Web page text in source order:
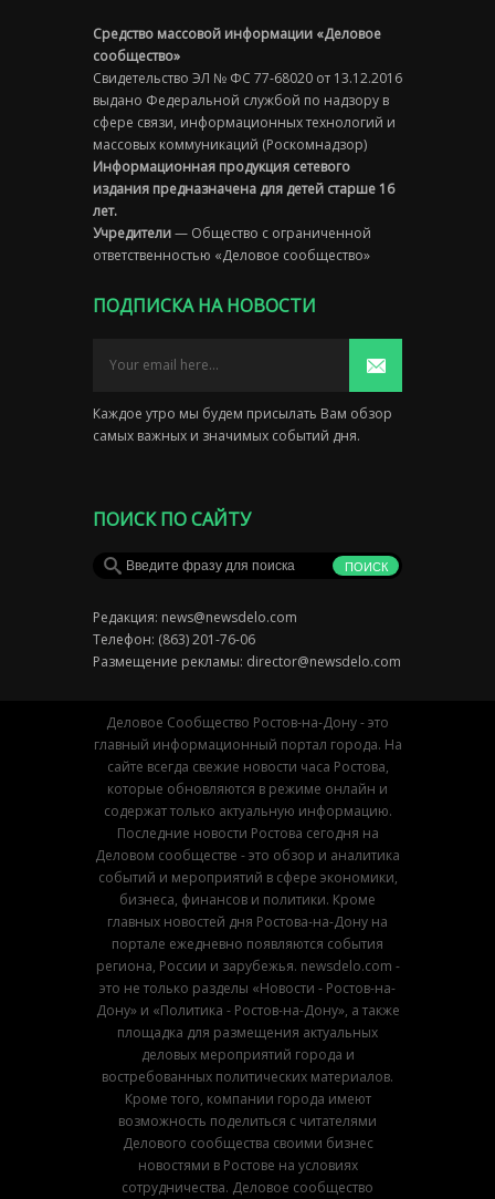
Средство массовой информации «Деловое
сообщество»
Свидетельство ЭЛ № ФС 77-68020 от 13.12.2016
выдано Федеральной службой по надзору в
сфере связи, информационных технологий и
массовых коммуникаций (Роскомнадзор)
Информационная продукция сетевого
издания предназначена для детей старше 16
лет.
Учредители— Общество с ограниченной
ответственностью «Деловое сообщество»
ПОДПИСКА НА НОВОСТИ
Каждое утро мы будем присылать Вам обзор
самых важных и значимых событий дня.
ПОИСК ПО САЙТУ
Редакция: news@newsdelo.com
Телефон: (863) 201-76-06
Размещение рекламы: director@newsdelo.com
Деловое Сообщество Ростов-на-Дону - это
главный информационный портал города. На
сайте всегда свежие новости часа Ростова,
которые обновляются в режиме онлайн и
содержат только актуальную информацию.
Последние новости Ростова сегодня на
Деловом сообществе - это обзор и аналитика
событий и мероприятий в сфере экономики,
бизнеса, финансов и политики. Кроме
главных новостей дня Ростова-на-Дону на
портале ежедневно появляются события
региона, России и зарубежья. newsdelo.com -
это не только разделы «Новости - Ростов-на-
Дону» и «Политика - Ростов-на-Дону», а также
площадка для размещения актуальных
деловых мероприятий города и
востребованных политических материалов.
Кроме того, компании города имеют
возможность поделиться с читателями
Делового сообщества своими бизнес
новостями в Ростове на условиях
сотрудничества. Деловое сообщество